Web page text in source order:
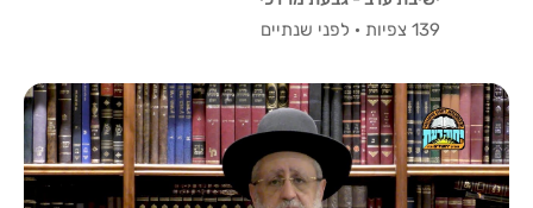
139 צפיות
· לפני שנתיים